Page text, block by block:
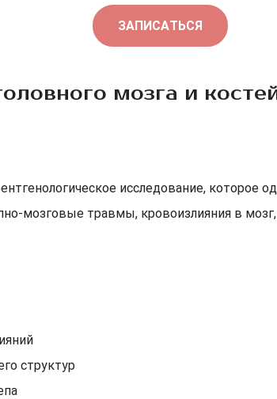
ЗАПИСАТЬСЯ
мозга и
исследование, которое
мозговые травмы, кровоизлияния в
структур